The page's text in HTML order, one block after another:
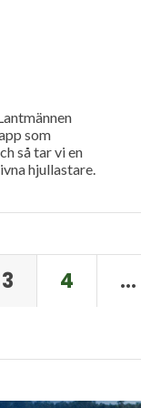
som
så tar vi en
hjullastare.
3 4 …